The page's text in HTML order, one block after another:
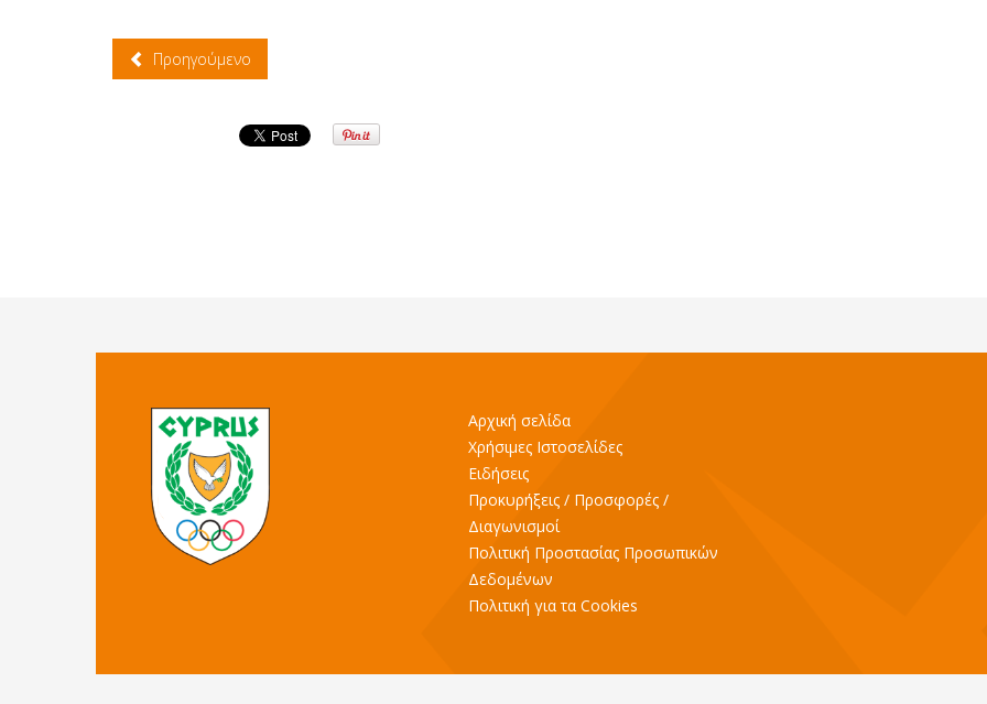
Προηγούμενο
Αρχική σελίδα
Χρήσιμες Ιστοσελίδες
Ειδήσεις
Προκυρήξεις / Προσφορές /
Διαγωνισμοί
Πολιτική Προστασίας Προσωπικών
Δεδομένων
Πολιτική για τα Cookies